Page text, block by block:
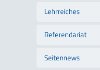
Lehrreiches
Referendariat
Seitennews